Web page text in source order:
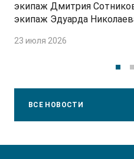
экипаж Дмитрия
экипаж Эдуарда
23 июля 2026
ВСЕ НОВОСТИ